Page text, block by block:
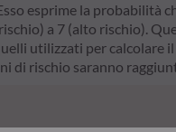
esprime la probabilità
a 7 (alto rischio).
utilizzati per calcolare
di rischio saranno